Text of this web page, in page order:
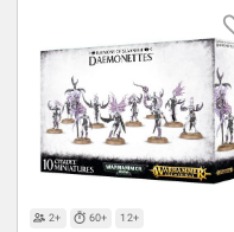
2+ 60+ 12+